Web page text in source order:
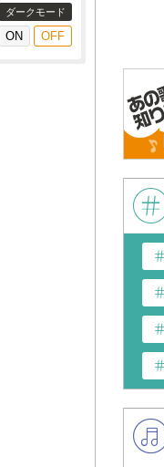
ダークモード